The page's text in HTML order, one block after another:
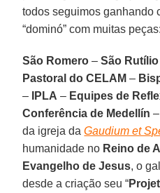
todos seguimos ganhando
“dominó” com muitas peças:
São Romero –São
Pastoral do CELAM –
–
IPLA – Equipes de
Conferência de Medellín
da igreja daGaudium et
humanidade no Reino de
Evangelho de Jesus, o
desde a criação seu “